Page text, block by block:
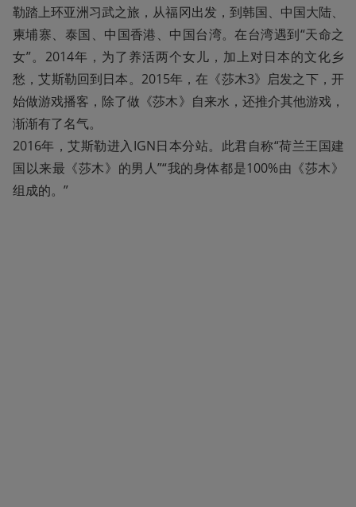
勒踏上环亚洲习武之旅，从福冈出发，到韩国、中国大陆、
柬埔寨、泰国、中国香港、中国台湾。在台湾遇到“天命之
女”。2014年，为了养活两个女儿，加上对日本的文化乡
愁，艾斯勒回到日本。2015年，在《莎木3》启发之下，开
始做游戏播客，除了做《莎木》自来水，还推介其他游戏，
渐渐有了名气。
2016年，艾斯勒进入IGN日本分站。此君自称“荷兰王国建
国以来最《莎木》的男人”“我的身体都是100%由《莎木》
组成的。”